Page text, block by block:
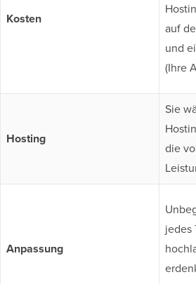
Kosten
auf
und
(Ihre
Hosting
Sie
die
Anpassung
jedes